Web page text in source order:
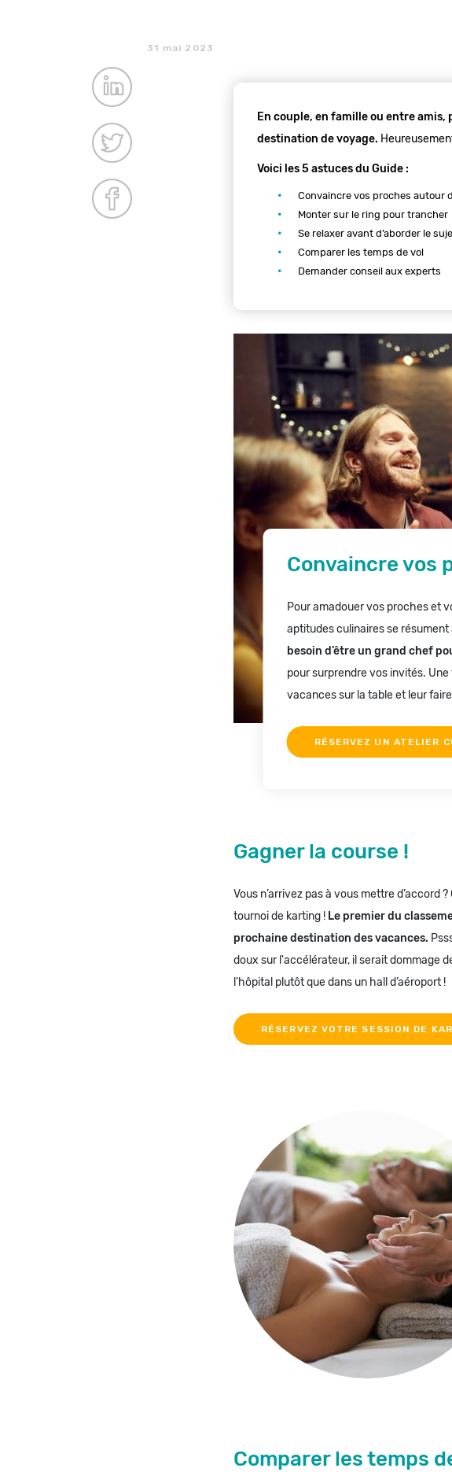
31 mai 2023
En couple, en famille ou entre
destination de voyage.
Voici les 5 astuces du Guide :
Convaincre vos proches autour
Monter sur le ring pour trancher
Se relaxer avant d’aborder le
Comparer les temps de vol
Demander conseil aux experts
Convaincre vos
Pour amadouer vos proches et
aptitudes culinaires se résument
besoin d’être un grand chef
pour surprendre vos invités.
vacances sur la table et leur
RÉSERVEZ UN ATELIER
Gagner la course !
Vous n’arrivez pas à vous mettre d’accord ?
tournoi de karting ! Le premier du
prochaine destination des vacances.
doux sur l'accélérateur, il serait dommage
l’hôpital plutôt que dans un hall d’aéroport !
RÉSERVEZ VOTRE SESSION DE
Comparer les temps